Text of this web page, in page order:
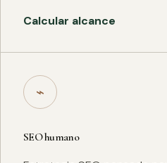
Calcular alcance
⌁
SEO humano